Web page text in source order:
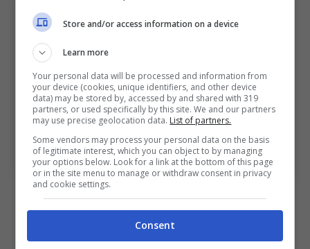
Bologna: l’esito degli esami e i tempi di recupero di
Bernardeschi. Bologna Sport News (Photo by Yasser
Bakhsh/Getty Images Via OneFootball)
Di seguito andiamo a riportare il contenuto
della nota del club: “Gli esami cui è stato
sottoposto Federico Bernardeschi hanno
Store and/or access information on a device
Learn more
Your personal data will be processed and information from
your device (cookies, unique identifiers, and other device
data) may be stored by, accessed by and shared with 319
partners, or used specifically by this site. We and our partners
may use precise geolocation data. List of partners.
Some vendors may process your personal data on the basis
of legitimate interest, which you can object to by managing
your options below. Look for a link at the bottom of this page
or in the site menu to manage or withdraw consent in privacy
and cookie settings.
Consent